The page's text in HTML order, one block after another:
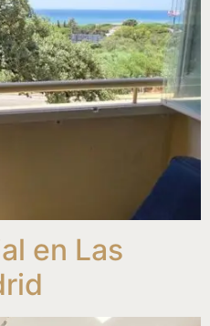
en Las